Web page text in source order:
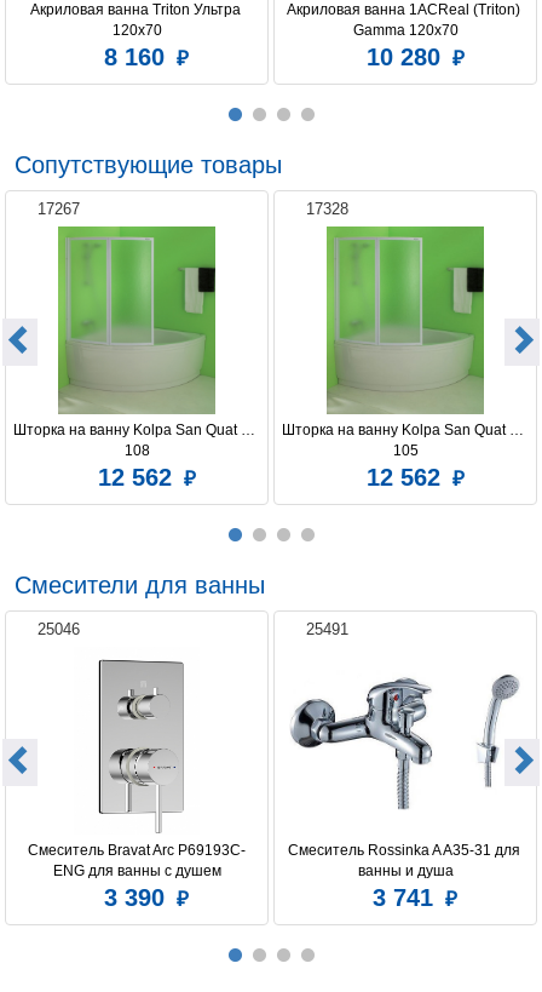
Акриловая ванна Triton Ультра
120x70
8 160
Акриловая ванна 1ACReal (Triton)
Gamma 120x70
10 280
Сопутствующие товары
17267
Шторка на ванну Kolpa San Quat TP
108
12 562
17328
Шторка на ванну Kolpa San Quat TP
105
12 562
Смесители для ванны
25046
Смеситель Bravat Arc P69193C-
ENG для ванны с душем
3 390
25491
Смеситель Rossinka A A35-31 для
ванны и душа
3 741